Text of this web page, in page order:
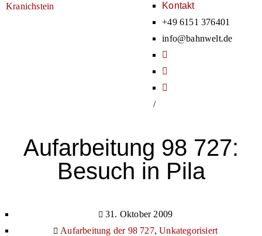
Kontakt
+49 6151 376401
info@bahnwelt.de
/
Aufarbeitung 98 727:
Besuch in Pila
31. Oktober 2009
Aufarbeitung der 98 727,Unkategorisiert